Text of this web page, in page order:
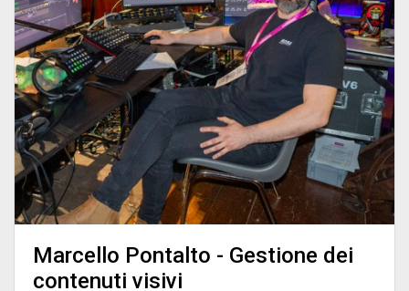
Marcello Pontalto - Gestione dei
contenuti visivi